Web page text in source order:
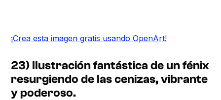
¡Crea esta imagen gratis usando OpenArt!
23) Ilustración fantástica de un fénix
resurgiendo de las cenizas, vibrante
y poderoso.